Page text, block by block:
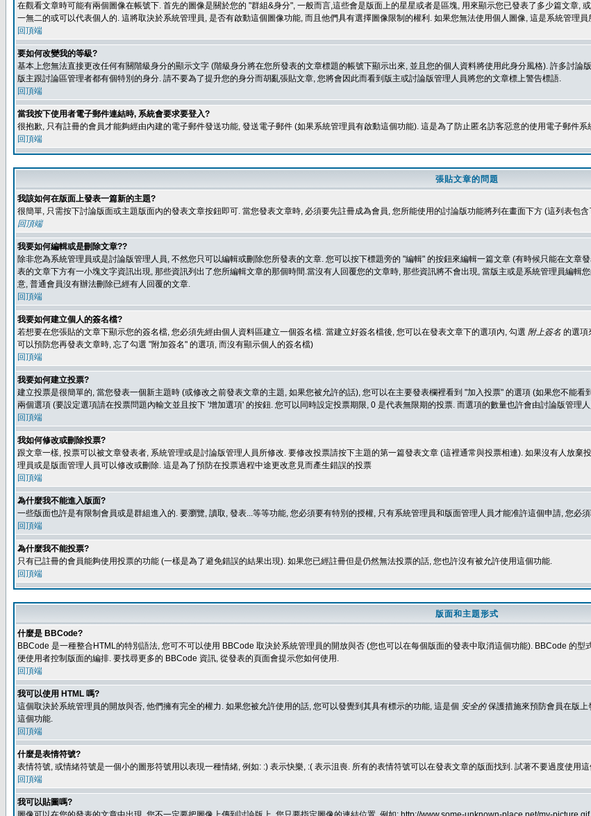
在觀看文章時可能有兩個圖像在帳號下. 首先的圖像是關於您的 "群組&身分", 一般而言,這些會是版面上的星星或者是區塊, 用來顯示您已發表了多少篇文章,
一無二的或可以代表個人的. 這將取決於系統管理員, 是否有啟動這個圖像功能, 而且他們具有選擇圖像限制的權利. 如果您無法使用個人圖像, 這是系統管理
回頂端
要如何改變我的等級?
基本上您無法直接更改任何有關階級身分的顯示文字 (階級身分將在您所發表的文章標題的帳號下顯示出來, 並且您的個人資料將使用此身分風格). 許多討
版主跟討論區管理者都有個特別的身分. 請不要為了提升您的身分而胡亂張貼文章, 您將會因此而看到版主或討論版管理人員將您的文章標上警告標語.
回頂端
當我按下使用者電子郵件連結時, 系統會要求要登入?
很抱歉, 只有註冊的會員才能夠經由內建的電子郵件發送功能, 發送電子郵件 (如果系統管理員有啟動這個功能). 這是為了防止匿名訪客惡意的使用電子郵件系
回頂端
張貼文章的問題
我該如何在版面上發表一篇新的主題?
很簡單, 只需按下討論版面或主題版面內的發表文章按鈕即可. 當您發表文章時, 必須要先註冊成為會員, 您所能使用的討論版功能將列在畫面下方 (這列表包含
回頂端
我要如何編輯或是刪除文章??
除非您為系統管理員或是討論版管理人員, 不然您只可以編輯或刪除您所發表的文章. 您可以按下標題旁的 "編輯" 的按鈕來編輯一篇文章 (有時候只能在文
表的文章下方有一小塊文字資訊出現, 那些資訊列出了您所編輯文章的那個時間.當沒有人回覆您的文章時, 那些資訊將不會出現, 當版主或是系統管理員編輯
意, 普通會員沒有辦法刪除已經有人回覆的文章.
回頂端
我要如何建立個人的簽名檔?
若想要在您張貼的文章下顯示您的簽名檔, 您必須先經由個人資料區建立一個簽名檔. 當建立好簽名檔後, 您可以在發表文章下的選項內, 勾選 附上簽名 的選項
可以預防您再發表文章時, 忘了勾選 "附加簽名" 的選項, 而沒有顯示個人的簽名檔)
回頂端
我要如何建立投票?
建立投票是很簡單的, 當您發表一個新主題時 (或修改之前發表文章的主題, 如果您被允許的話), 您可以在主要發表欄裡看到 "加入投票" 的選項 (如果您不能
兩個選項 (要設定選項請在投票問題內輸文並且按下 '增加選項' 的按鈕. 您可以同時設定投票期限, 0 是代表無限期的投票. 而選項的數量也許會由討論版管理人
回頂端
我如何修改或刪除投票?
跟文章一樣, 投票可以被文章發表者, 系統管理或是討論版管理人員所修改. 要修改投票請按下主題的第一篇發表文章 (這裡通常與投票相連). 如果沒有人放
理員或是版面管理人員可以修改或刪除. 這是為了預防在投票過程中途更改意見而產生錯誤的投票
回頂端
為什麼我不能進入版面?
一些版面也許是有限制會員或是群組進入的. 要瀏覽, 讀取, 發表...等等功能, 您必須要有特別的授權, 只有系統管理員和版面管理人員才能准許這個申請, 您必
回頂端
為什麼我不能投票?
只有已註冊的會員能夠使用投票的功能 (一樣是為了避免錯誤的結果出現). 如果您已經註冊但是仍然無法投票的話, 您也許沒有被允許使用這個功能.
回頂端
版面和主題形式
什麼是 BBCode?
BBCode 是一種整合HTML的特別語法, 您可不可以使用 BBCode 取決於系統管理員的開放與否 (您也可以在每個版面的發表中取消這個功能). BBCode 的
便使用者控制版面的編排. 要找尋更多的 BBCode 資訊, 從發表的頁面會提示您如何使用.
回頂端
我可以使用 HTML 嗎?
這個取決於系統管理員的開放與否, 他們擁有完全的權力. 如果您被允許使用的話, 您可以發覺到其具有標示的功能, 這是個 安全的保護措施來預防會員在版上
這個功能.
回頂端
什麼是表情符號?
表情符號, 或情緒符號是一個小的圖形符號用以表現一種情緒, 例如: :) 表示快樂, :( 表示沮喪. 所有的表情符號可以在發表文章的版面找到. 試著不要過度使
回頂端
我可以貼圖嗎?